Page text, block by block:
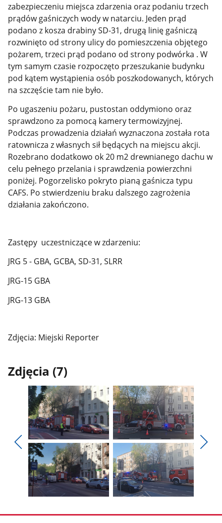
zabezpieczeniu miejsca zdarzenia oraz podaniu trzech
prądów gaśniczych wody w natarciu. Jeden prąd
podano z kosza drabiny SD-31, drugą linię gaśniczą
rozwinięto od strony ulicy do pomieszczenia objętego
pożarem, trzeci prąd podano od strony podwórka . W
tym samym czasie rozpoczęto przeszukanie budynku
pod kątem wystąpienia osób poszkodowanych, których
na szczęście tam nie było.
Po ugaszeniu pożaru, pustostan oddymiono oraz
sprawdzono za pomocą kamery termowizyjnej.
Podczas prowadzenia działań wyznaczona została rota
ratownicza z własnych sił będących na miejscu akcji.
Rozebrano dodatkowo ok 20 m2 drewnianego dachu w
celu pełnego przelania i sprawdzenia powierzchni
poniżej. Pogorzelisko pokryto pianą gaśnicza typu
CAFS. Po stwierdzeniu braku dalszego zagrożenia
działania zakończono.
Zastępy uczestniczące w zdarzeniu:
JRG 5 - GBA, GCBA, SD-31, SLRR
JRG-15 GBA
JRG-13 GBA
Zdjęcia: Miejski Reporter
Zdjęcia (7)
Pokaż
poprzednie
zdjęcia
Pokaż
zdjęcie
1
z
galerii.
Pokaż
zdjęcie
2
z
galerii.
zdjęcie
zdjęcie